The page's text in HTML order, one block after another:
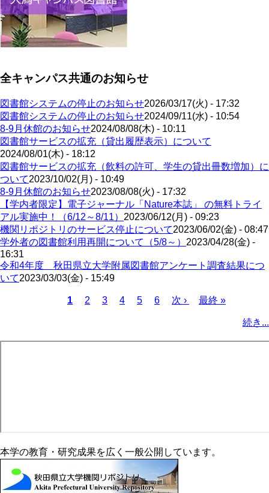
全キャンパス共通のお知らせ
図書館システムの停止のお知らせ2026/03/17(火) - 17:32
図書館システムの停止のお知らせ2024/09/11(水) - 10:54
8-9月休館のお知らせ2024/08/08(木) - 10:11
図書館サービスの拡充（貸出履歴表示）について
2024/08/01(木) - 18:12
図書館サービスの拡充（飲料の許可、学生の貸出冊数増加）に
ついて2023/10/02(月) - 10:49
8-9月休館のお知らせ2023/08/08(火) - 17:32
【学内者限定】電子ジャーナル「Nature本誌」 の無料トライ
アル実施中！（6/12～8/11） 2023/06/12(月) - 09:23
機関リポジトリのサービス停止について2023/06/02(金) - 08:47
学外者の図書館利用再開について（5/8～） 2023/04/28(金) -
16:31
令和4年度 秋田県立大学附属図書館アンケート調査結果につ
いて2023/03/03(金) - 15:49
カ
1
ペ
2
ペ
3
ペ
4
ペ
5
ペ
6
次
次 ›
最
最終 »
続き...
本学の教育・研究成果を広く一般公開しています。